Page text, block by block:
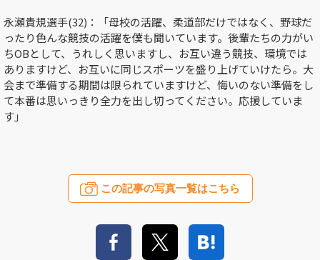
永瀬貴規選手(32) ：「母校の活躍、柔道部だけではなく、野球だ
ったり色んな競技の活躍を僕も聞いています。後輩たちの力がい
ちOBとして、うれしく思いますし、お互い違う競技、環境では
ありますけど、お互いに同じスポーツを盛り上げていけたら。大
会まで準備する期間は限られていますけど、悔いのない準備をし
て本番は思いっきり全力を出し切ってください。応援していま
す」
この記事の写真一覧はこちら